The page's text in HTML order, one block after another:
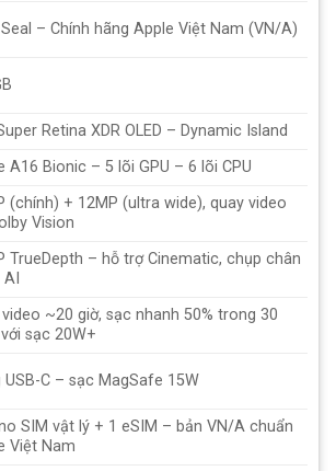
– Chính hãng Apple Việt Nam (VN/A)
Retina XDR OLED – Dynamic Island
A16 Bionic – 5 lõi GPU – 6 lõi CPU
(chính) + 12MP (ultra wide), quay video
Vision
TrueDepth – hỗ trợ Cinematic, chụp chân
~20 giờ, sạc nhanh 50% trong 30
sạc 20W+
USB-C – sạc MagSafe 15W
SIM vật lý + 1 eSIM – bản VN/A chuẩn
Việt Nam